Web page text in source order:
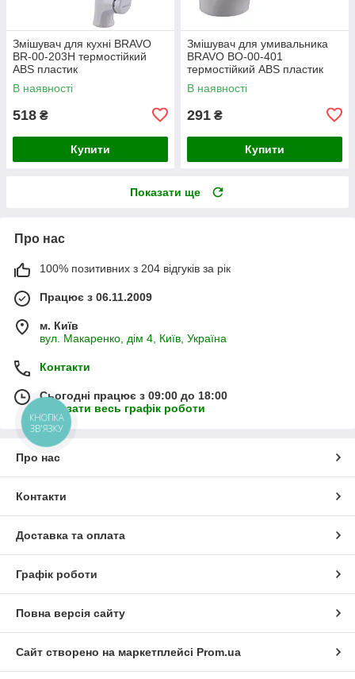
Змішувач для кухні BRAVO
BR-00-203H термостійкий
ABS пластик
В наявності
518 ₴
Купити
Змішувач для умивальника
BRAVO BO-00-401
термостійкий ABS пластик
В наявності
291 ₴
Купити
Показати ще
Про нас
100% позитивних з 204 відгуків за рік
Працює з 06.11.2009
м. Київ
вул. Макаренко, дім 4, Київ, Україна
Контакти
Сьогодні працює з 09:00 до 18:00
Показати весь графік роботи
Про нас
Контакти
Доставка та оплата
Графік роботи
Повна версія сайту
Сайт створено на маркетплейсі Prom.ua
КНОПКА
ЗВ'ЯЗКУ